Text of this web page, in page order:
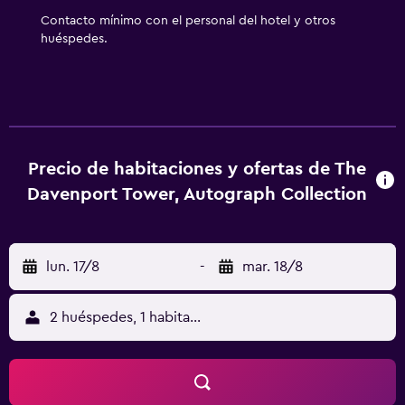
alojamiento hay piscina cubierta y bañera de hidromasaje.
Otros servicios de ocio y esparcimiento incluyen un
alojamiento (es posible que se aplique un recargo).
Contacto mínimo con el personal del hotel y otros
huéspedes.
Precio de habitaciones y ofertas de The
Davenport Tower, Autograph Collection
lun. 17/8 - mar. 18/8
2 huéspedes, 1 habitación